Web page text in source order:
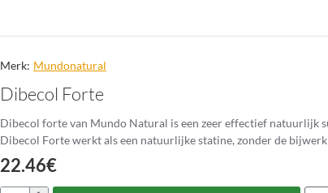
Merk: Mundonatural
Dibecol Forte
Dibecol forte van Mundo Natural is een zeer effectief natuurlijk
Dibecol Forte werkt als een natuurlijke statine, zonder de
22.46€